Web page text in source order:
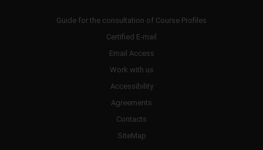
Guide for the consultation of Course Profiles
Certified E-mail
Email Access
Work with us
Accessibility
Agreements
Contacts
SiteMap